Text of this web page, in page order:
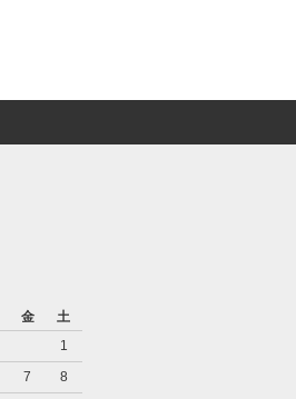
金
土
1
7
8